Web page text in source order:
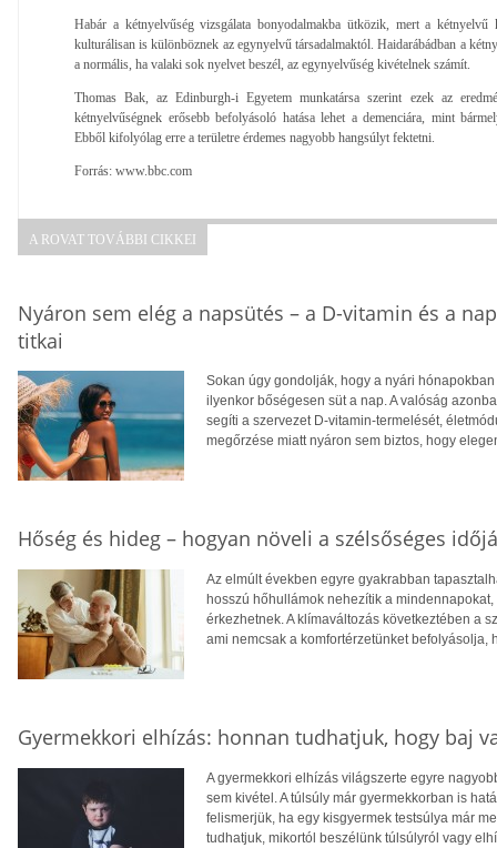
Habár a kétnyelvűség vizsgálata bonyodalmakba ütközik, mert a kétnyelvű
kulturálisan is különböznek az egynyelvű társadalmaktól. Haidarábádban a
a normális, ha valaki sok nyelvet beszél, az egynyelvűség kivételnek számít.
Thomas Bak, az Edinburgh-i Egyetem munkatársa szerint ezek az
kétnyelvűségnek erősebb befolyásoló hatása lehet a demenciára, mint
Ebből kifolyólag erre a területre érdemes nagyobb hangsúlyt fektetni.
Forrás: www.bbc.com
A ROVAT TOVÁBBI CIKKEI
Nyáron sem elég a napsütés – a D-vitamin és a
titkai
Sokan úgy gondolják, hogy a nyári
ilyenkor bőségesen süt a nap. A valóság
segíti a szervezet D-vitamin-termelését,
megőrzése miatt nyáron sem biztos, hogy
Hőség és hideg – hogyan növeli a szélsőséges
Az elmúlt években egyre gyakrabban
hosszú hőhullámok nehezítik a
érkezhetnek. A klímaváltozás következtében a
ami nemcsak a komfortérzetünket
Gyermekkori elhízás: honnan tudhatjuk, hogy baj
A gyermekkori elhízás világszerte egyre
sem kivétel. A túlsúly már gyermekkorban is
felismerjük, ha egy kisgyermek testsúlya már
tudhatjuk, mikortól beszélünk túlsúlyról vagy